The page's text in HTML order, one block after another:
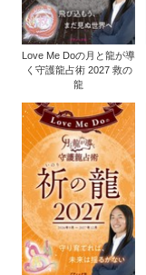
Love Me Doの月と龍が導
く守護龍占術 2027 救の
龍